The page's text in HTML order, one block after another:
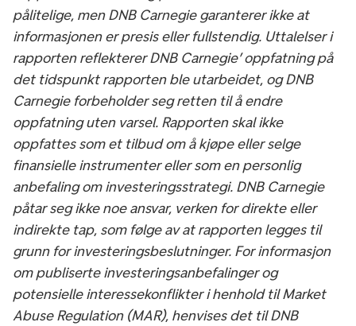
pålitelige, men DNB Carnegie garanterer ikke at
informasjonen er presis eller fullstendig. Uttalelser i
rapporten reflekterer DNB Carnegie’ oppfatning på
det tidspunkt rapporten ble utarbeidet, og DNB
Carnegie forbeholder seg retten til å endre
oppfatning uten varsel. Rapporten skal ikke
oppfattes som et tilbud om å kjøpe eller selge
finansielle instrumenter eller som en personlig
anbefaling om investeringsstrategi. DNB Carnegie
påtar seg ikke noe ansvar, verken for direkte eller
indirekte tap, som følge av at rapporten legges til
grunn for investeringsbeslutninger. For informasjon
om publiserte investeringsanbefalinger og
potensielle interessekonflikter i henhold til Market
Abuse Regulation (MAR), henvises det til DNB